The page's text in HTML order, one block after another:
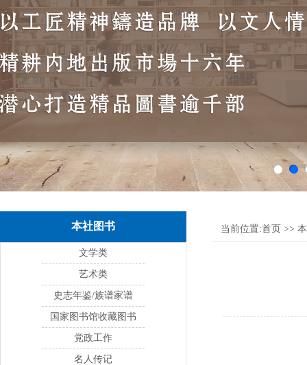
本社图书
文学类
艺术类
史志年鉴/族谱家谱
国家图书馆收藏图书
党政工作
名人传记
当前位置:首页 >>